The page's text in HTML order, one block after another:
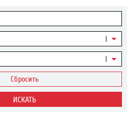
Сбросить
ИСКАТЬ